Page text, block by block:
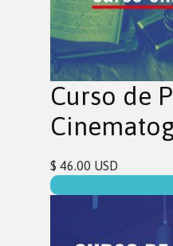
Curso de
$ 46.00 USD